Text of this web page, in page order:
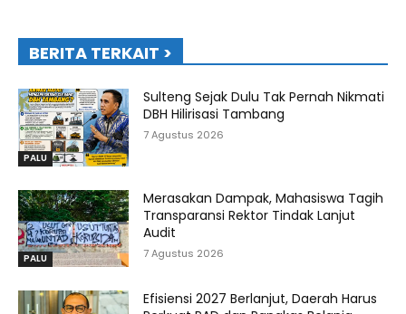
BERITA TERKAIT >
PALU
Sulteng Sejak Dulu Tak Pernah Nikmati
DBH Hilirisasi Tambang
7 Agustus 2026
PALU
Merasakan Dampak, Mahasiswa Tagih
Transparansi Rektor Tindak Lanjut
Audit
7 Agustus 2026
Efisiensi 2027 Berlanjut, Daerah Harus